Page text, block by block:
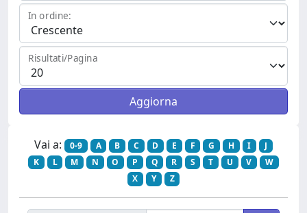
In ordine:
Risultati/Pagina
Vai a: 0-9 A B C D E F G H I
J
K
L M N O P Q R S T U V
W
X
Y Z